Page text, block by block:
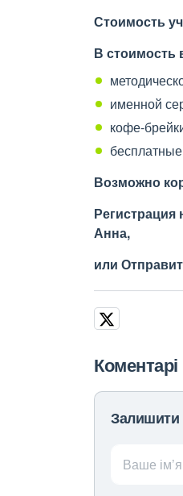
Стоимость
В стоимость
именной
кофе-
Возможно
Регистрация
Анна,
или
Коментарі
Залишити
Ваше ім’я